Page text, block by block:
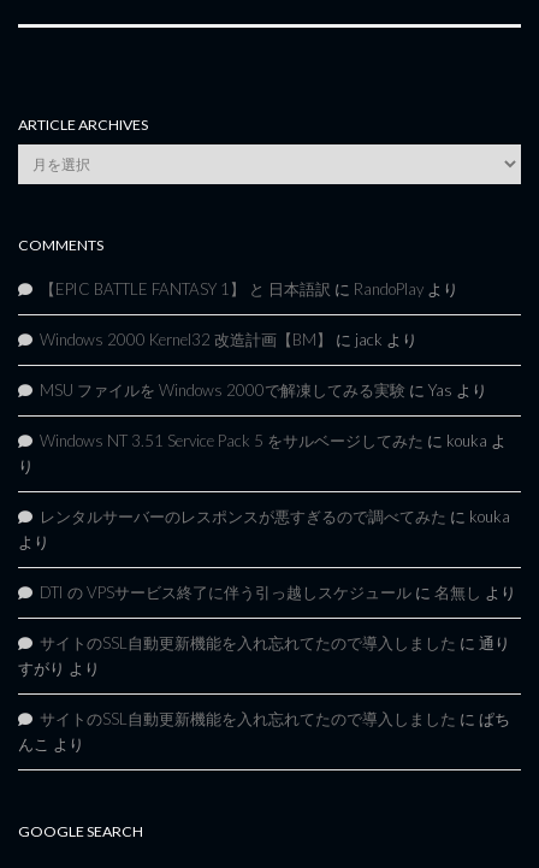
ARTICLE ARCHIVES
Article
Archives
COMMENTS
【EPIC BATTLE FANTASY 1】 と 日本語訳 に RandoPlay より
Windows 2000 Kernel32 改造計画【BM】 に jack より
MSU ファイルを Windows 2000で解凍してみる実験 に Yas より
Windows NT 3.51 Service Pack 5 をサルベージしてみた に kouka よ
り
レンタルサーバーのレスポンスが悪すぎるので調べてみた に kouka
より
DTI の VPSサービス終了に伴う引っ越しスケジュール に 名無し より
サイトのSSL自動更新機能を入れ忘れてたので導入しました に 通り
すがり より
サイトのSSL自動更新機能を入れ忘れてたので導入しました に ぱち
んこ より
GOOGLE SEARCH